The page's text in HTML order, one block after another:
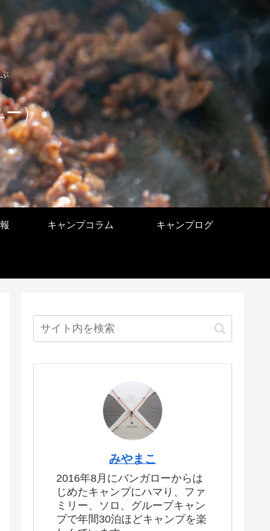
）
キャンプコラム キャンプログ
みやまこ
2016年8月にバンガローからは
じめたキャンプにハマり、ファ
ミリー、ソロ、グループキャン
プで年間30泊ほどキャンプを楽